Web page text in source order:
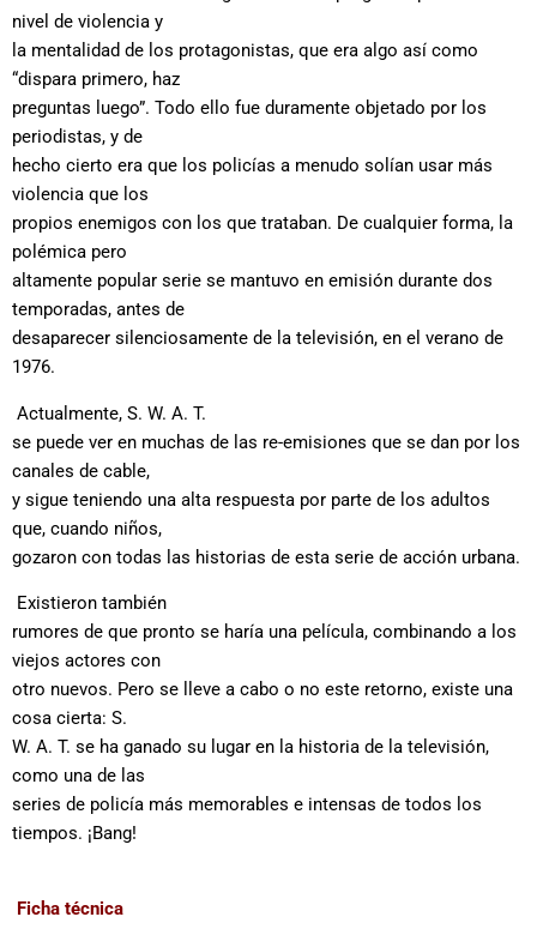
nivel de violencia y
la mentalidad de los protagonistas, que era algo así como
“dispara primero, haz
preguntas luego”. Todo ello fue duramente objetado por los
periodistas, y de
hecho cierto era que los policías a menudo solían usar más
violencia que los
propios enemigos con los que trataban. De cualquier forma, la
polémica pero
altamente popular serie se mantuvo en emisión durante dos
temporadas, antes de
desaparecer silenciosamente de la televisión, en el verano de
1976.
Actualmente, S. W. A. T.
se puede ver en muchas de las re-emisiones que se dan por los
canales de cable,
y sigue teniendo una alta respuesta por parte de los adultos
que, cuando niños,
gozaron con todas las historias de esta serie de acción urbana.
Existieron también
rumores de que pronto se haría una película, combinando a los
viejos actores con
otro nuevos. Pero se lleve a cabo o no este retorno, existe una
cosa cierta: S.
W. A. T. se ha ganado su lugar en la historia de la televisión,
como una de las
series de policía más memorables e intensas de todos los
tiempos. ¡Bang!
Ficha técnica